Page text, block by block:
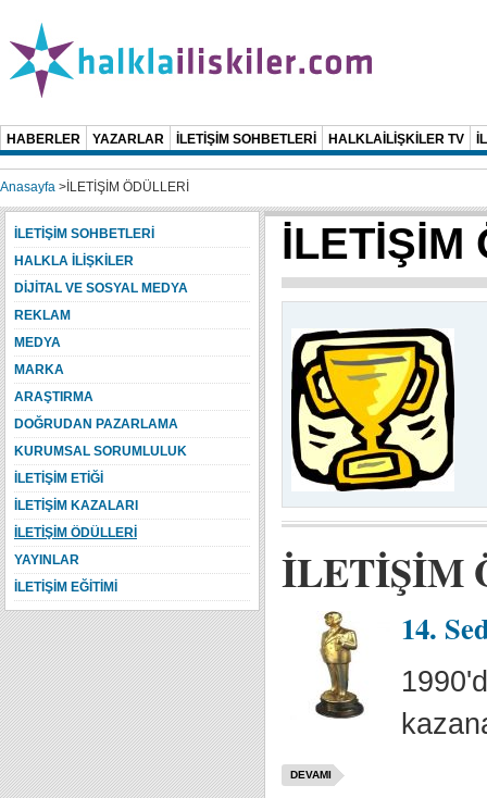
HABERLER YAZARLAR İLETİŞİM SOHBETLERİ HALKLAİLİŞKİLER TV
Anasayfa > İLETİŞİM ÖDÜLLERİ
İLETİŞİM
İLETİŞİM
14.
DEVAMI
İLETİŞİM SOHBETLERİ
HALKLA İLİŞKİLER
DİJİTAL VE SOSYAL MEDYA
REKLAM
MEDYA
MARKA
ARAŞTIRMA
DOĞRUDAN PAZARLAMA
KURUMSAL SORUMLULUK
İLETİŞİM ETİĞİ
İLETİŞİM KAZALARI
İLETİŞİM ÖDÜLLERİ
YAYINLAR
İLETİŞİM EĞİTİMİ